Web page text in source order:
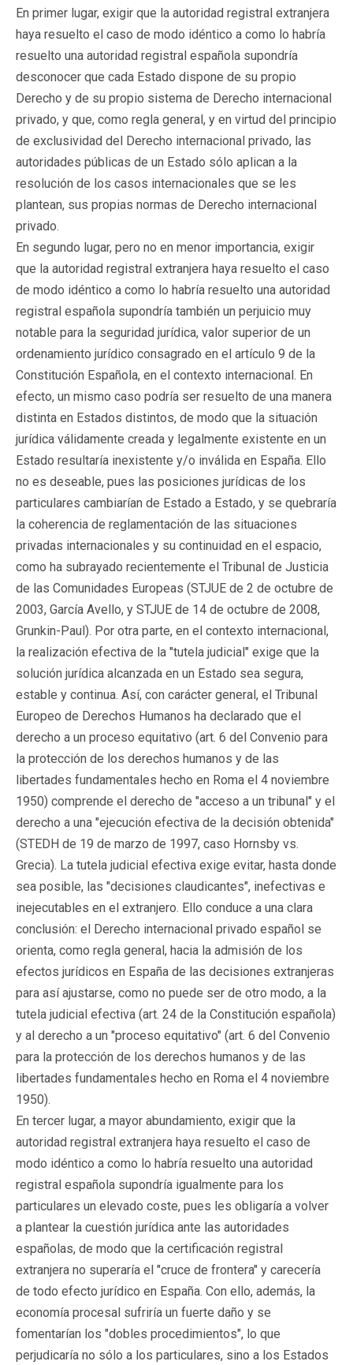
En primer lugar, exigir que la autoridad registral extranjera
haya resuelto el caso de modo idéntico a como lo habría
resuelto una autoridad registral española supondría
desconocer que cada Estado dispone de su propio
Derecho y de su propio sistema de Derecho internacional
privado, y que, como regla general, y en virtud del principio
de exclusividad del Derecho internacional privado, las
autoridades públicas de un Estado sólo aplican a la
resolución de los casos internacionales que se les
plantean, sus propias normas de Derecho internacional
privado.
En segundo lugar, pero no en menor importancia, exigir
que la autoridad registral extranjera haya resuelto el caso
de modo idéntico a como lo habría resuelto una autoridad
registral española supondría también un perjuicio muy
notable para la seguridad jurídica, valor superior de un
ordenamiento jurídico consagrado en el artículo 9 de la
Constitución Española, en el contexto internacional. En
efecto, un mismo caso podría ser resuelto de una manera
distinta en Estados distintos, de modo que la situación
jurídica válidamente creada y legalmente existente en un
Estado resultaría inexistente y/o inválida en España. Ello
no es deseable, pues las posiciones jurídicas de los
particulares cambiarían de Estado a Estado, y se quebraría
la coherencia de reglamentación de las situaciones
privadas internacionales y su continuidad en el espacio,
como ha subrayado recientemente el Tribunal de Justicia
de las Comunidades Europeas (STJUE de 2 de octubre de
2003, García Avello, y STJUE de 14 de octubre de 2008,
Grunkin-Paul). Por otra parte, en el contexto internacional,
la realización efectiva de la "tutela judicial" exige que la
solución jurídica alcanzada en un Estado sea segura,
estable y continua. Así, con carácter general, el Tribunal
Europeo de Derechos Humanos ha declarado que el
derecho a un proceso equitativo (art. 6 del Convenio para
la protección de los derechos humanos y de las
libertades fundamentales hecho en Roma el 4 noviembre
1950) comprende el derecho de "acceso a un tribunal" y el
derecho a una "ejecución efectiva de la decisión obtenida"
(STEDH de 19 de marzo de 1997, caso Hornsby vs.
Grecia). La tutela judicial efectiva exige evitar, hasta donde
sea posible, las "decisiones claudicantes", inefectivas e
inejecutables en el extranjero. Ello conduce a una clara
conclusión: el Derecho internacional privado español se
orienta, como regla general, hacia la admisión de los
efectos jurídicos en España de las decisiones extranjeras
para así ajustarse, como no puede ser de otro modo, a la
tutela judicial efectiva (art. 24 de la Constitución española)
y al derecho a un "proceso equitativo" (art. 6 del Convenio
para la protección de los derechos humanos y de las
libertades fundamentales hecho en Roma el 4 noviembre
1950).
En tercer lugar, a mayor abundamiento, exigir que la
autoridad registral extranjera haya resuelto el caso de
modo idéntico a como lo habría resuelto una autoridad
registral española supondría igualmente para los
particulares un elevado coste, pues les obligaría a volver
a plantear la cuestión jurídica ante las autoridades
españolas, de modo que la certificación registral
extranjera no superaría el "cruce de frontera" y carecería
de todo efecto jurídico en España. Con ello, además, la
economía procesal sufriría un fuerte daño y se
fomentarían los "dobles procedimientos", lo que
perjudicaría no sólo a los particulares, sino a los Estados